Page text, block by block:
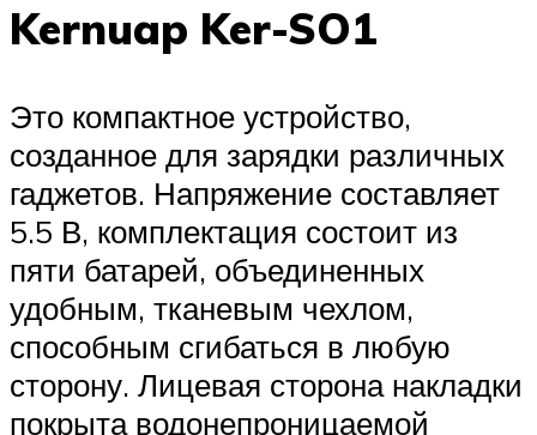
Kernuap Ker-SO1
Это компактное устройство,
созданное для зарядки различных
гаджетов. Напряжение составляет
5.5 В, комплектация состоит из
пяти батарей, объединенных
удобным, тканевым чехлом,
способным сгибаться в любую
сторону. Лицевая сторона накладки
покрыта водонепроницаемой